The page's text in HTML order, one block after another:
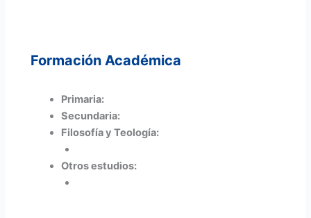
Formación Académica
Primaria:
Secundaria:
Filosofía y Teología:
Otros estudios: